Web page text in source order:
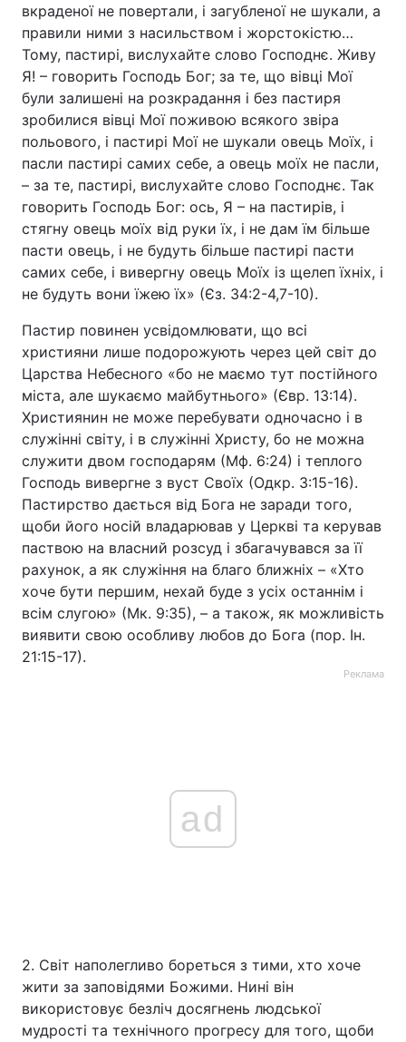
вкраденої не повертали, і загубленої не шукали, а
правили ними з насильством і жорстокістю…
Тому, пастирі, вислухайте слово Господнє. Живу
Я! – говорить Господь Бог; за те, що вівці Мої
були залишені на розкрадання і без пастиря
зробилися вівці Мої поживою всякого звіра
польового, і пастирі Мої не шукали овець Моїх, і
пасли пастирі самих себе, а овець моїх не пасли,
– за те, пастирі, вислухайте слово Господнє. Так
говорить Господь Бог: ось, Я – на пастирів, і
стягну овець моїх від руки їх, і не дам їм більше
пасти овець, і не будуть більше пастирі пасти
самих себе, і вивергну овець Моїх із щелеп їхніх, і
не будуть вони їжею їх» (Єз. 34:2-4,7-10).
Пастир повинен усвідомлювати, що всі
християни лише подорожують через цей світ до
Царства Небесного «бо не маємо тут постійного
міста, але шукаємо майбутнього» (Євр. 13:14).
Християнин не може перебувати одночасно і в
служінні світу, і в служінні Христу, бо не можна
служити двом господарям (Мф. 6:24) і теплого
Господь вивергне з вуст Своїх (Одкр. 3:15-16).
Пастирство дається від Бога не заради того,
щоби його носій владарював у Церкві та керував
паствою на власний розсуд і збагачувався за її
рахунок, а як служіння на благо ближніх – «Хто
хоче бути першим, нехай буде з усіх останнім і
всім слугою» (Мк. 9:35), – а також, як можливість
виявити свою особливу любов до Бога (пор. Ін.
21:15-17).
Реклама
ad
2. Світ наполегливо бореться з тими, хто хоче
жити за заповідями Божими. Нині він
використовує безліч досягнень людської
мудрості та технічного прогресу для того, щоби